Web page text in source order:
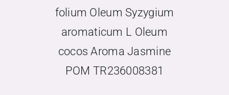
folium Oleum Syzygium
aromaticum L Oleum
cocos Aroma Jasmine
POM TR236008381